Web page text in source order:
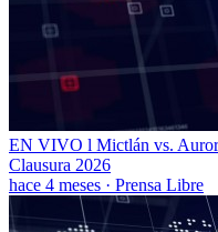
EN VIVO l Mictlán vs.
Clausura 2026
hace 4 meses · Prensa Libre